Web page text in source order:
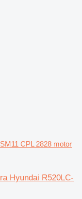
CPL 2828 motor
Hyundai R520LC-